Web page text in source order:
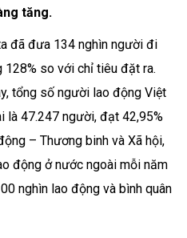
tăng.
đã đưa 134 nghìn người đi
128% so với chỉ tiêu đặt ra.
tổng số người lao động Việt
là 47.247 người, đạt 42,95%
– Thương binh và Xã hội,
động ở nước ngoài mỗi năm
nghìn lao động và bình quân